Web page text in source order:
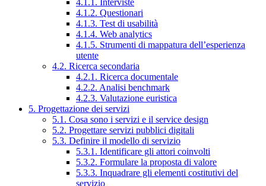
4.1.1. Interviste
4.1.2. Questionari
4.1.3. Test di usabilità
4.1.4. Web analytics
4.1.5. Strumenti di mappatura dell’esperienza
utente
4.2. Ricerca secondaria
4.2.1. Ricerca documentale
4.2.2. Analisi benchmark
4.2.3. Valutazione euristica
5. Progettazione dei servizi
5.1. Cosa sono i servizi e il service design
5.2. Progettare servizi pubblici digitali
5.3. Definire il modello di servizio
5.3.1. Identificare gli attori coinvolti
5.3.2. Formulare la proposta di valore
5.3.3. Inquadrare gli elementi costitutivi del
servizio